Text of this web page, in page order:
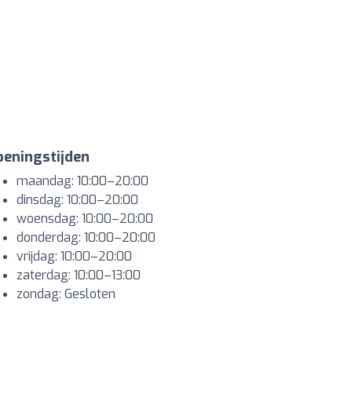
maandag: 10:00–20:00
dinsdag: 10:00–20:00
woensdag: 10:00–20:00
donderdag: 10:00–20:00
vrijdag: 10:00–20:00
zaterdag: 10:00–13:00
zondag: Gesloten